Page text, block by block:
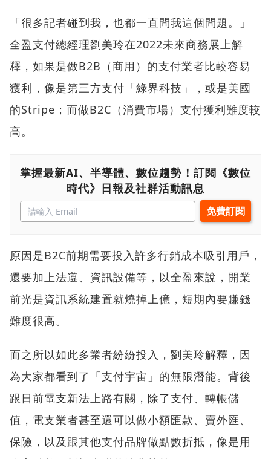
「很多記者碰到我，也都一直問我這個問題。」
全盈支付總經理劉美玲在2022未來商務展上解
釋，如果是做B2B（商用）的支付業者比較容易
獲利，像是第三方支付「綠界科技」，或是美國
的Stripe；而做B2C（消費市場）支付獲利難度較
高。
掌握最新AI、半導體、數位趨勢！訂閱《數位
時代》日報及社群活動訊息
原因是B2C前期需要投入許多行銷成本吸引用戶，
還要加上法遵、資訊設備等，以全盈來說，開業
前光是資訊系統建置就燒掉上億，短期內要賺錢
難度很高。
而之所以如此多業者紛紛投入，劉美玲解釋，因
為大家都看到了「支付宇宙」的無限潛能。背後
跟日前電支新法上路有關，除了支付、轉帳儲
值，電支業者甚至還可以做小額匯款、賣外匯、
保險，以及跟其他支付品牌做點數折抵，像是用